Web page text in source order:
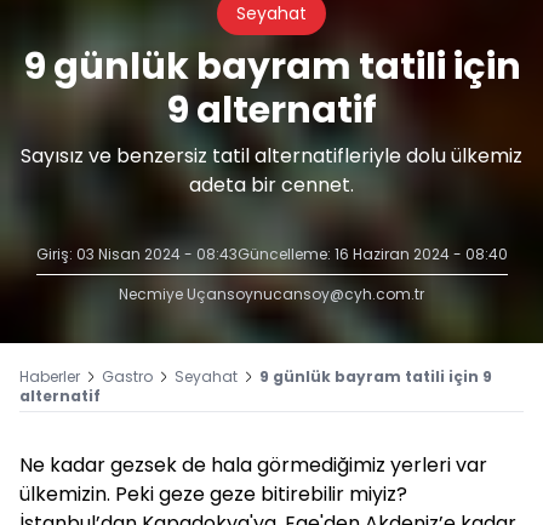
Seyahat
9 günlük bayram tatili için
9 alternatif
Sayısız ve benzersiz tatil alternatifleriyle dolu ülkemiz
adeta bir cennet.
Giriş: 03 Nisan 2024 - 08:43Güncelleme: 16 Haziran 2024 - 08:40
Necmiye Uçansoynucansoy@cyh.com.tr
Haberler Gastro Seyahat
9 günlük bayram tatili için 9
alternatif
Ne kadar gezsek de hala görmediğimiz yerleri var
ülkemizin. Peki geze geze bitirebilir miyiz?